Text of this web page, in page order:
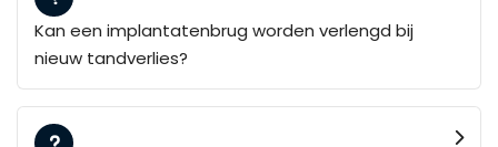
Kan een implantatenbrug worden verlengd bij
nieuw tandverlies?